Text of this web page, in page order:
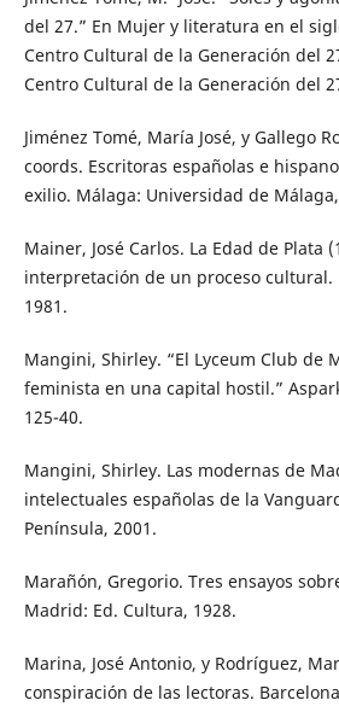
del 27.” En Mujer y literatura en el
Centro Cultural de la Generación del
Centro Cultural de la Generación del
Jiménez Tomé, María José, y Gallego
coords. Escritoras españolas e
exilio. Málaga: Universidad de
Mainer, José Carlos. La Edad de Plata
interpretación de un proceso cultural.
1981.
Mangini, Shirley. “El Lyceum Club de
feminista en una capital hostil.”
125-40.
Mangini, Shirley. Las modernas de
intelectuales españolas de la
Península, 2001.
Marañón, Gregorio. Tres ensayos
Madrid: Ed. Cultura, 1928.
Marina, José Antonio, y Rodríguez,
conspiración de las lectoras.